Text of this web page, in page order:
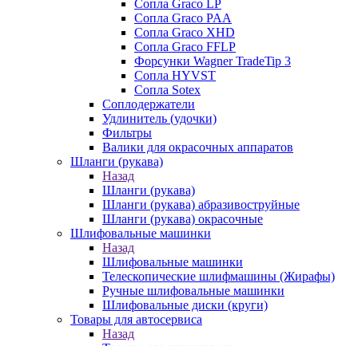
Сопла Graco LP
Сопла Graco PAA
Сопла Graco XHD
Сопла Graco FFLP
Форсунки Wagner TradeTip 3
Сопла HYVST
Сопла Sotex
Соплодержатели
Удлинитель (удочки)
Фильтры
Валики для окрасочных аппаратов
Шланги (рукава)
Назад
Шланги (рукава)
Шланги (рукава) абразивоструйные
Шланги (рукава) окрасочные
Шлифовальные машинки
Назад
Шлифовальные машинки
Телескопические шлифмашины (Жирафы)
Ручные шлифовальные машинки
Шлифовальные диски (круги)
Товары для автосервиса
Назад